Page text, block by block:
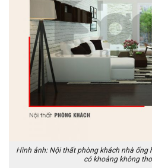
Hình ảnh: Nội thất phòng khách nhà ống
có khoảng không